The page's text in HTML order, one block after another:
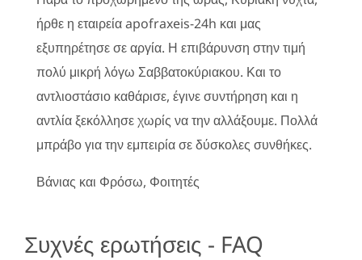
ήρθε η εταιρεία apofraxeis-24h και μας
εξυπηρέτησε σε αργία. Η επιβάρυνση στην τιμή
πολύ μικρή λόγω Σαββατοκύριακου. Και το
αντλιοστάσιο καθάρισε, έγινε συντήρηση και η
αντλία ξεκόλλησε χωρίς να την αλλάξουμε. Πολλά
μπράβο για την εμπειρία σε δύσκολες συνθήκες.
Βάνιας και Φρόσω, Φοιτητές
Συχνές ερωτήσεις - FAQ